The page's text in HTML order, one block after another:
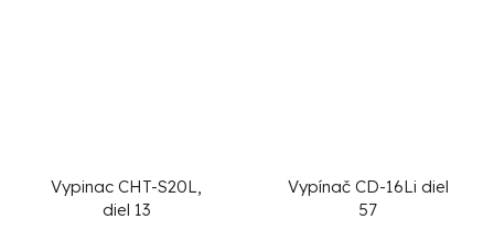
Vypinac CHT-S20L,
diel 13
Vypínač CD-16Li diel
57